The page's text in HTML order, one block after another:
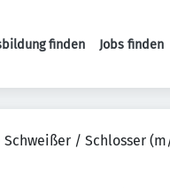
finden Jobs finden
/ Schlosser